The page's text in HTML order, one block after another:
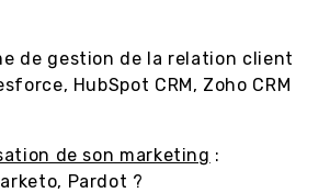
de gestion de la relation client
HubSpot CRM, Zoho CRM
de son marketing :
Pardot ?